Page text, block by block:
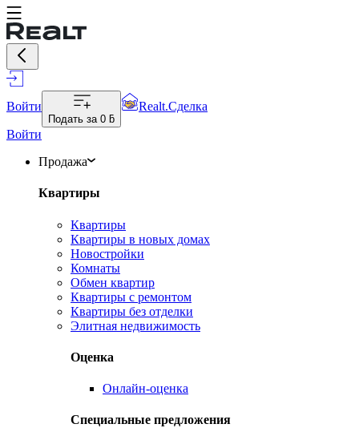
Войти
Подать за 0 ƃ
Realt.Сделка
Войти
Продажа
Квартиры
Квартиры
Квартиры в новых домах
Новостройки
Комнаты
Обмен квартир
Квартиры с ремонтом
Квартиры без отделки
Элитная недвижимость
Оценка
Онлайн-оценка
Специальные предложения